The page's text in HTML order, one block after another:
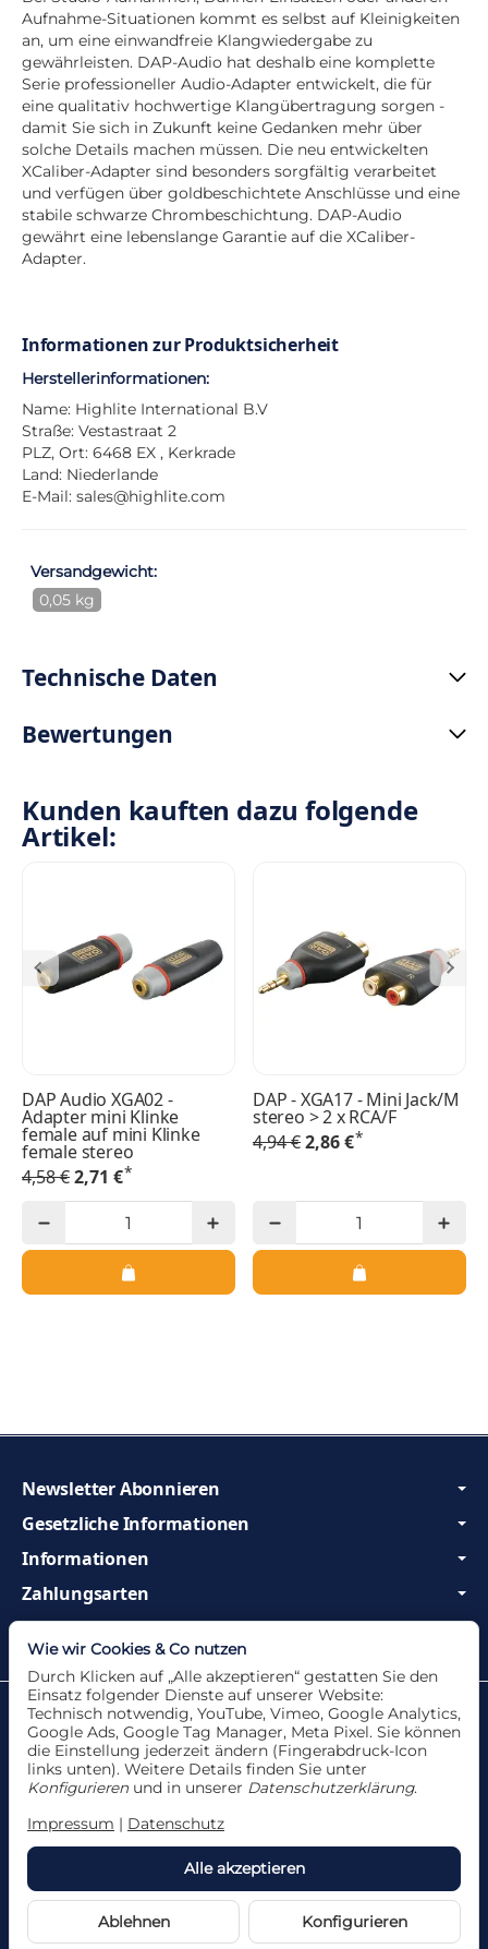
Aufnahme-Situationen kommt es selbst auf Kleinigkeiten
an, um eine einwandfreie Klangwiedergabe zu
gewährleisten. DAP-Audio hat deshalb eine komplette
Serie professioneller Audio-Adapter entwickelt, die für
eine qualitativ hochwertige Klangübertragung sorgen -
damit Sie sich in Zukunft keine Gedanken mehr über
solche Details machen müssen. Die neu entwickelten
XCaliber-Adapter sind besonders sorgfältig verarbeitet
und verfügen über goldbeschichtete Anschlüsse und eine
stabile schwarze Chrombeschichtung. DAP-Audio
gewährt eine lebenslange Garantie auf die XCaliber-
Adapter.
Informationen zur Produktsicherheit
Herstellerinformationen:
Name: Highlite International B.V
Straße: Vestastraat 2
PLZ, Ort: 6468 EX , Kerkrade
Land: Niederlande
E-Mail: sales@highlite.com
Versandgewicht:
0,05 kg
Technische Daten
Bewertungen
Kunden kauften dazu folgende
Artikel:
DAP Audio XGA02 -
Adapter mini Klinke
female auf mini Klinke
female stereo
4,58 €2,71 €*
DAP - XGA17 - Mini Jack/M
stereo > 2 x RCA/F
4,94 €2,86 €*
Gesetzliche Informationen
Informationen
Zahlungsarten
Wir sind Profis und beraten Sie gerne!
Newsletter Abonnieren
Datenschutzerklärung•Impressum
Alle Angebote nur solange der Vorrat reicht. Für
Druckfehler und Irrtümer wird keine Haftung
übernommen.
Powered by
JTL-Shop
Alle akzeptieren
Ablehnen Konfigurieren
Wie wir Cookies & Co nutzen
Durch Klicken auf „Alle akzeptieren“ gestatten Sie den
Einsatz folgender Dienste auf unserer Website:
Technisch notwendig, YouTube, Vimeo, Google Analytics,
Google Ads, Google Tag Manager, Meta Pixel. Sie können
die Einstellung jederzeit ändern (Fingerabdruck-Icon
links unten). Weitere Details finden Sie unter
Konfigurieren und in unserer Datenschutzerklärung.
Impressum | Datenschutz